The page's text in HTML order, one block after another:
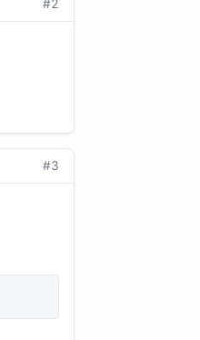
#2
#3